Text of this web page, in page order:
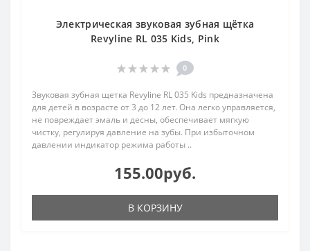
Электрическая звуковая зубная щётка
Revyline RL 035 Kids, Pink
0
Звуковая зубная щетка Revyline RL 035 Kids предназначена
для детей в возрасте от 3 до 12 лет. Она легко управляется,
не повреждает эмаль и десны, обеспечивает мягкую
чистку, регулируя давление на зубы. При избыточном
давлении индикатор режима работы ..
155.00руб.
В КОРЗИНУ